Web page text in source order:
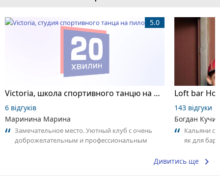
Victoria, школа спортивного танцю на пілоні
5.0
6 відгуків
Маринина Марина
Замечательное место. Уютный клуб с очень
доброжелательным и профессиональным
Loft bar
143 відгуки
Богдан
Кальяни
як для
Дивитись ще keyboard_arrow_right